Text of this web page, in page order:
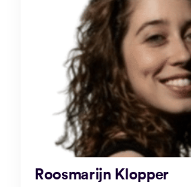
Roosmarijn Klopper